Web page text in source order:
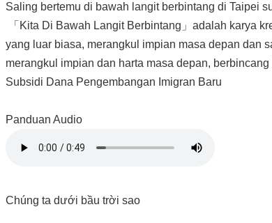
Saling bertemu di bawah langit berbintang di Taipei
「Kita Di Bawah Langit Berbintang」adalah karya
yang luar biasa, merangkul impian masa depan dan
merangkul impian dan harta masa depan,
Subsidi Dana Pengembangan Imigran Baru
Panduan Audio
Chúng ta dưới bầu trời sao